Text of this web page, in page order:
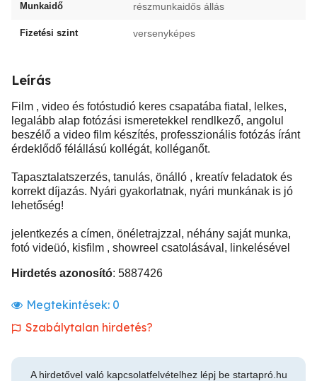
Munkaidő részmunkaidős állás
Fizetési szint versenyképes
Leírás
Film , video és fotóstudió keres csapatába fiatal, lelkes,
legalább alap fotózási ismeretekkel rendlkező, angolul
beszélő a video film készítés, professzionális fotózás íránt
érdeklődő félállású kollégát, kolléganőt.
Tapasztalatszerzés, tanulás, önálló , kreatív feladatok és
korrekt díjazás. Nyári gyakorlatnak, nyári munkának is jó
lehetőség!
jelentkezés a címen, önéletrajzzal, néhány saját munka,
fotó videüó, kisfilm , showreel csatolásával, linkelésével
Hirdetés azonosító: 5887426
Megtekintések: 0
Szabálytalan hirdetés?
A hirdetővel való kapcsolatfelvételhez lépj be startapró.hu